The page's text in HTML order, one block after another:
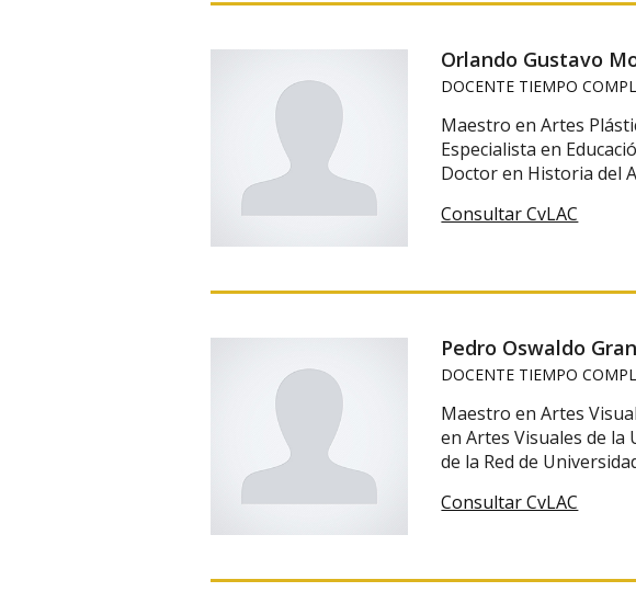
Orlando Gustavo
DOCENTE TIEMPO
Maestro en Artes
Especialista en
Doctor en Historia del
Consultar CvLAC
Pedro Oswaldo
DOCENTE TIEMPO
Maestro en Artes
en Artes Visuales de la
de la Red de
Consultar CvLAC